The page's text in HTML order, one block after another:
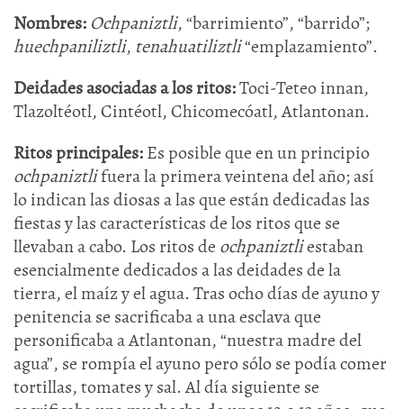
Nombres: Ochpaniztli, “barrimiento”, “barrido”;
huechpaniliztli, tenahuatiliztli“emplazamiento”.
Deidades asociadas a los ritos:Toci-Teteo innan,
Tlazoltéotl, Cintéotl, Chicomecóatl, Atlantonan.
Ritos principales:Es posible que en un principio
ochpaniztlifuera la primera veintena del año; así
lo indican las diosas a las que están dedicadas las
fiestas y las características de los ritos que se
llevaban a cabo. Los ritos de ochpaniztliestaban
esencialmente dedicados a las deidades de la
tierra, el maíz y el agua. Tras ocho días de ayuno y
penitencia se sacrificaba a una esclava que
personificaba a Atlantonan, “nuestra madre del
agua”, se rompía el ayuno pero sólo se podía comer
tortillas, tomates y sal. Al día siguiente se